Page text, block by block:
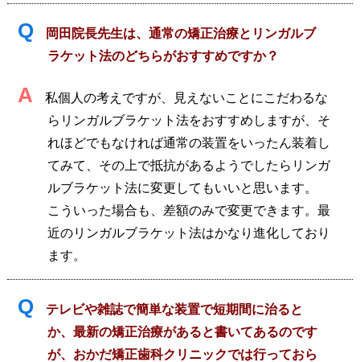
Q
岡田院長先生は、通常の矯正治療とリンガルブ
ラケット法のどちらがおすすめですか？
A
私個人の考えですが、見えないことにこだわるな
らリンガルブラケット法をおすすめしますが、そ
れほどでもなければ通常の装置をいったん装着し
てみて、その上で抵抗があるようでしたらリンガ
ルブラケット法に変更してもいいと思います。
こういった場合も、差額のみで変更できます。最
近のリンガルブラケット法はかなり進化しており
ます。
Q
テレビや雑誌で簡単な装置で短期間に治ると
か、最新の矯正治療があると書いてあるのです
が、おかだ矯正歯科クリニックでは行っておら